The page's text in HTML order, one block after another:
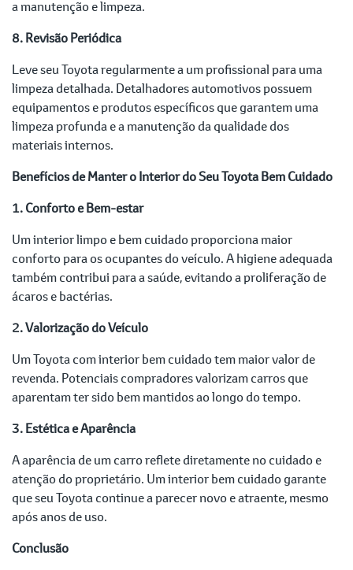
a manutenção e limpeza.
8. Revisão Periódica
Leve seu Toyota regularmente a um profissional para uma
limpeza detalhada. Detalhadores automotivos possuem
equipamentos e produtos específicos que garantem uma
limpeza profunda e a manutenção da qualidade dos
materiais internos.
Benefícios de Manter o Interior do Seu Toyota Bem Cuidado
1. Conforto e Bem-estar
Um interior limpo e bem cuidado proporciona maior
conforto para os ocupantes do veículo. A higiene adequada
também contribui para a saúde, evitando a proliferação de
ácaros e bactérias.
2. Valorização do Veículo
Um Toyota com interior bem cuidado tem maior valor de
revenda. Potenciais compradores valorizam carros que
aparentam ter sido bem mantidos ao longo do tempo.
3. Estética e Aparência
A aparência de um carro reflete diretamente no cuidado e
atenção do proprietário. Um interior bem cuidado garante
que seu Toyota continue a parecer novo e atraente, mesmo
após anos de uso.
Conclusão